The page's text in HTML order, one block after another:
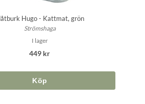
Hugo - Kattmat, grön
Strömshaga
I lager
449 kr
Köp